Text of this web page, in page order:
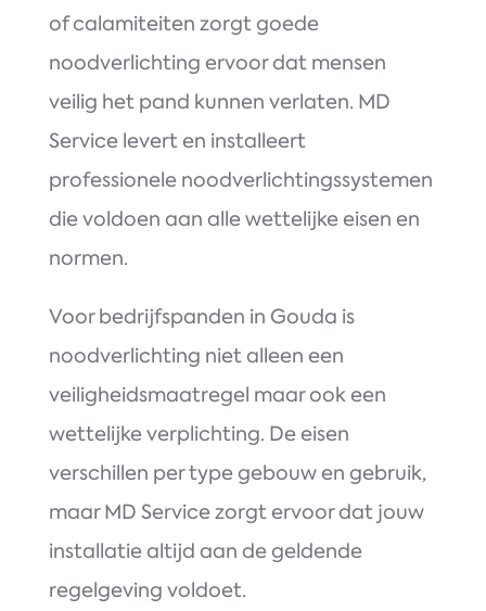
of calamiteiten zorgt goede
noodverlichting ervoor dat mensen
veilig het pand kunnen verlaten. MD
Service levert en installeert
professionele noodverlichtingssystemen
die voldoen aan alle wettelijke eisen en
normen.
Voor bedrijfspanden in Gouda is
noodverlichting niet alleen een
veiligheidsmaatregel maar ook een
wettelijke verplichting. De eisen
verschillen per type gebouw en gebruik,
maar MD Service zorgt ervoor dat jouw
installatie altijd aan de geldende
regelgeving voldoet.